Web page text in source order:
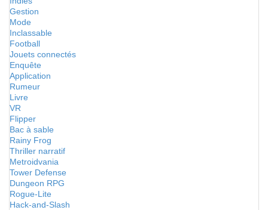
Gestion
Mode
Inclassable
Football
Jouets connectés
Enquête
Application
Rumeur
Livre
VR
Flipper
Bac à sable
Rainy Frog
Thriller narratif
Metroidvania
Tower Defense
Dungeon RPG
Rogue-Lite
Hack-and-Slash